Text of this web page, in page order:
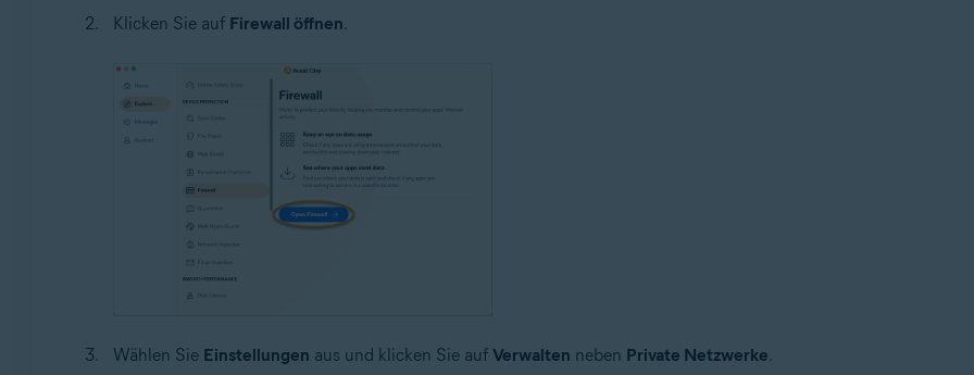
Klicken Sie auf Firewall öffnen.
Wählen Sie Einstellungen aus und klicken Sie auf Verwalten neben Private Netzwerke.